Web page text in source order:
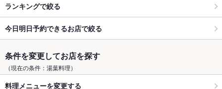
ランキングで絞る
今日明日予約できるお店で絞る
条件を変更してお店を探す
（現在の条件：湯葉料理）
料理メニューを変更する